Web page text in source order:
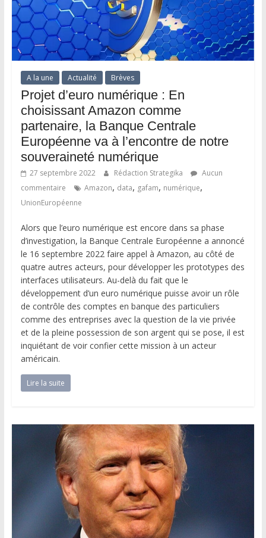
A la une Actualité Brèves
Projet d’euro numérique : En
choisissant Amazon comme
partenaire, la Banque Centrale
Européenne va à l’encontre de notre
souveraineté numérique
27 septembre 2022 Rédaction Strategika
Aucun
commentaire
Amazon, data, gafam, numérique,
UnionEuropéenne
Alors que l’euro numérique est encore dans sa phase
d’investigation, la Banque Centrale Européenne a annoncé
le 16 septembre 2022 faire appel à Amazon, au côté de
quatre autres acteurs, pour développer les prototypes des
interfaces utilisateurs. Au-delà du fait que le
développement d’un euro numérique puisse avoir un rôle
de contrôle des comptes en banque des particuliers
comme des entreprises avec la question de la vie privée
et de la pleine possession de son argent qui se pose, il est
inquiétant de voir confier cette mission à un acteur
américain.
Lire la suite